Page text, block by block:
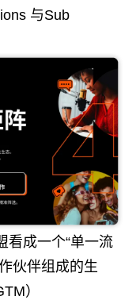
与Sub
看成一个“单一流
伙伴组成的生
）